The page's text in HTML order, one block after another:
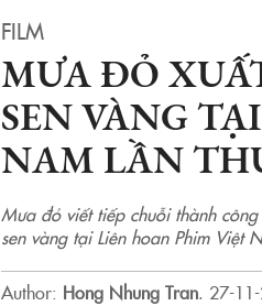
FILM
MƯA ĐỎ
SEN VÀNG
NAM LẦN
Mưa đỏ viết tiếp chuỗi thành
sen vàng tại Liên hoan Phim Việt
Author: Hong Nhung Tran. 27-